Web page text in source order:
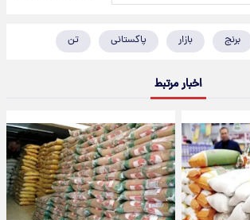
برنج بازار پاکستانی تن
اخبار مرتبط